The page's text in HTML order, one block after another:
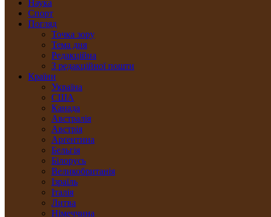
Наука
Спорт
Погляд
Точка зору
Тема дня
Редакційна
З редакційної пошти
Країни
Україна
США
Канада
Австралія
Австрія
Арґентина
Бельгія
Білорусь
Великобританія
Ізраїль
Італія
Литва
Німеччина